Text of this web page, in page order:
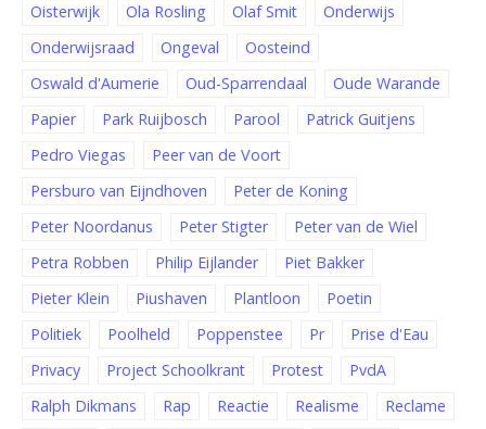
Oisterwijk
Ola Rosling Olaf Smit
Onderwijs
Onderwijsraad
Ongeval
Oosteind
Oswald d'Aumerie
Oud-Sparrendaal
Oude Warande
Papier
Park Ruijbosch Parool
Patrick Guitjens
Pedro Viegas
Peer van de Voort
Persburo van Eijndhoven
Peter de Koning
Peter Noordanus
Peter Stigter
Peter van de Wiel
Petra Robben
Philip Eijlander
Piet Bakker
Pieter Klein
Piushaven Plantloon
Poetin
Politiek
Poolheld Poppenstee Pr
Prise d'Eau
Privacy
Project Schoolkrant Protest
PvdA
Ralph Dikmans
Rap Reactie Realisme
Reclame